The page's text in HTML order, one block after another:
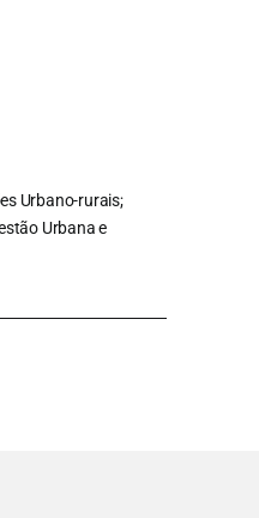
Urbano-rurais;
Urbana e